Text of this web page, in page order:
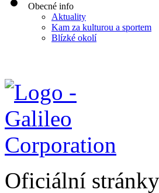
Obecné info
Aktuality
Kam za kulturou a sportem
Blízké okolí
Oficiální